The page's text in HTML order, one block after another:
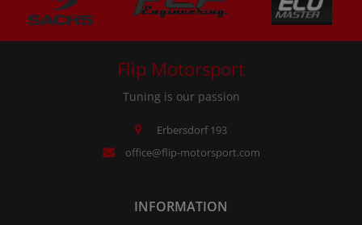
Flip Motorsport
Tuning is our passion
Erbersdorf 193
office@flip-motorsport.com
INFORMATION